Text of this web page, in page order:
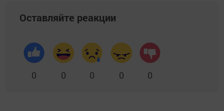
Оставляйте реакции
0 0 0 0 0